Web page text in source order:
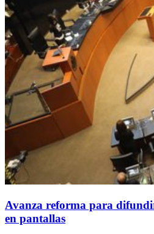
Avanza reforma para
en pantallas